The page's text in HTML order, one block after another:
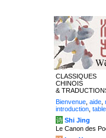
CLASSIQUES
CHINOIS
&
Bienvenue aide
introduction table
诗 Shi Jing
Le Canon des